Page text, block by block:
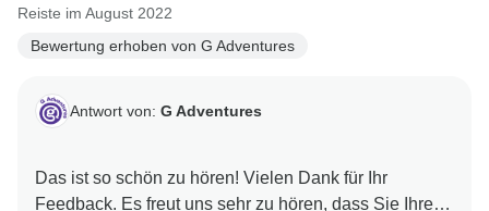
Reiste im August 2022
Bewertung erhoben von G Adventures
Antwort von: G Adventures
Das ist so schön zu hören! Vielen Dank für Ihr
Feedback. Es freut uns sehr zu hören, dass Sie Ihre